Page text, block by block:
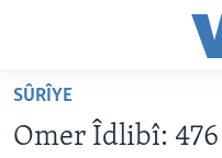
Yekser
naveroka
DESTPÊK
SÛRÎYE
Omer Îdlibî: